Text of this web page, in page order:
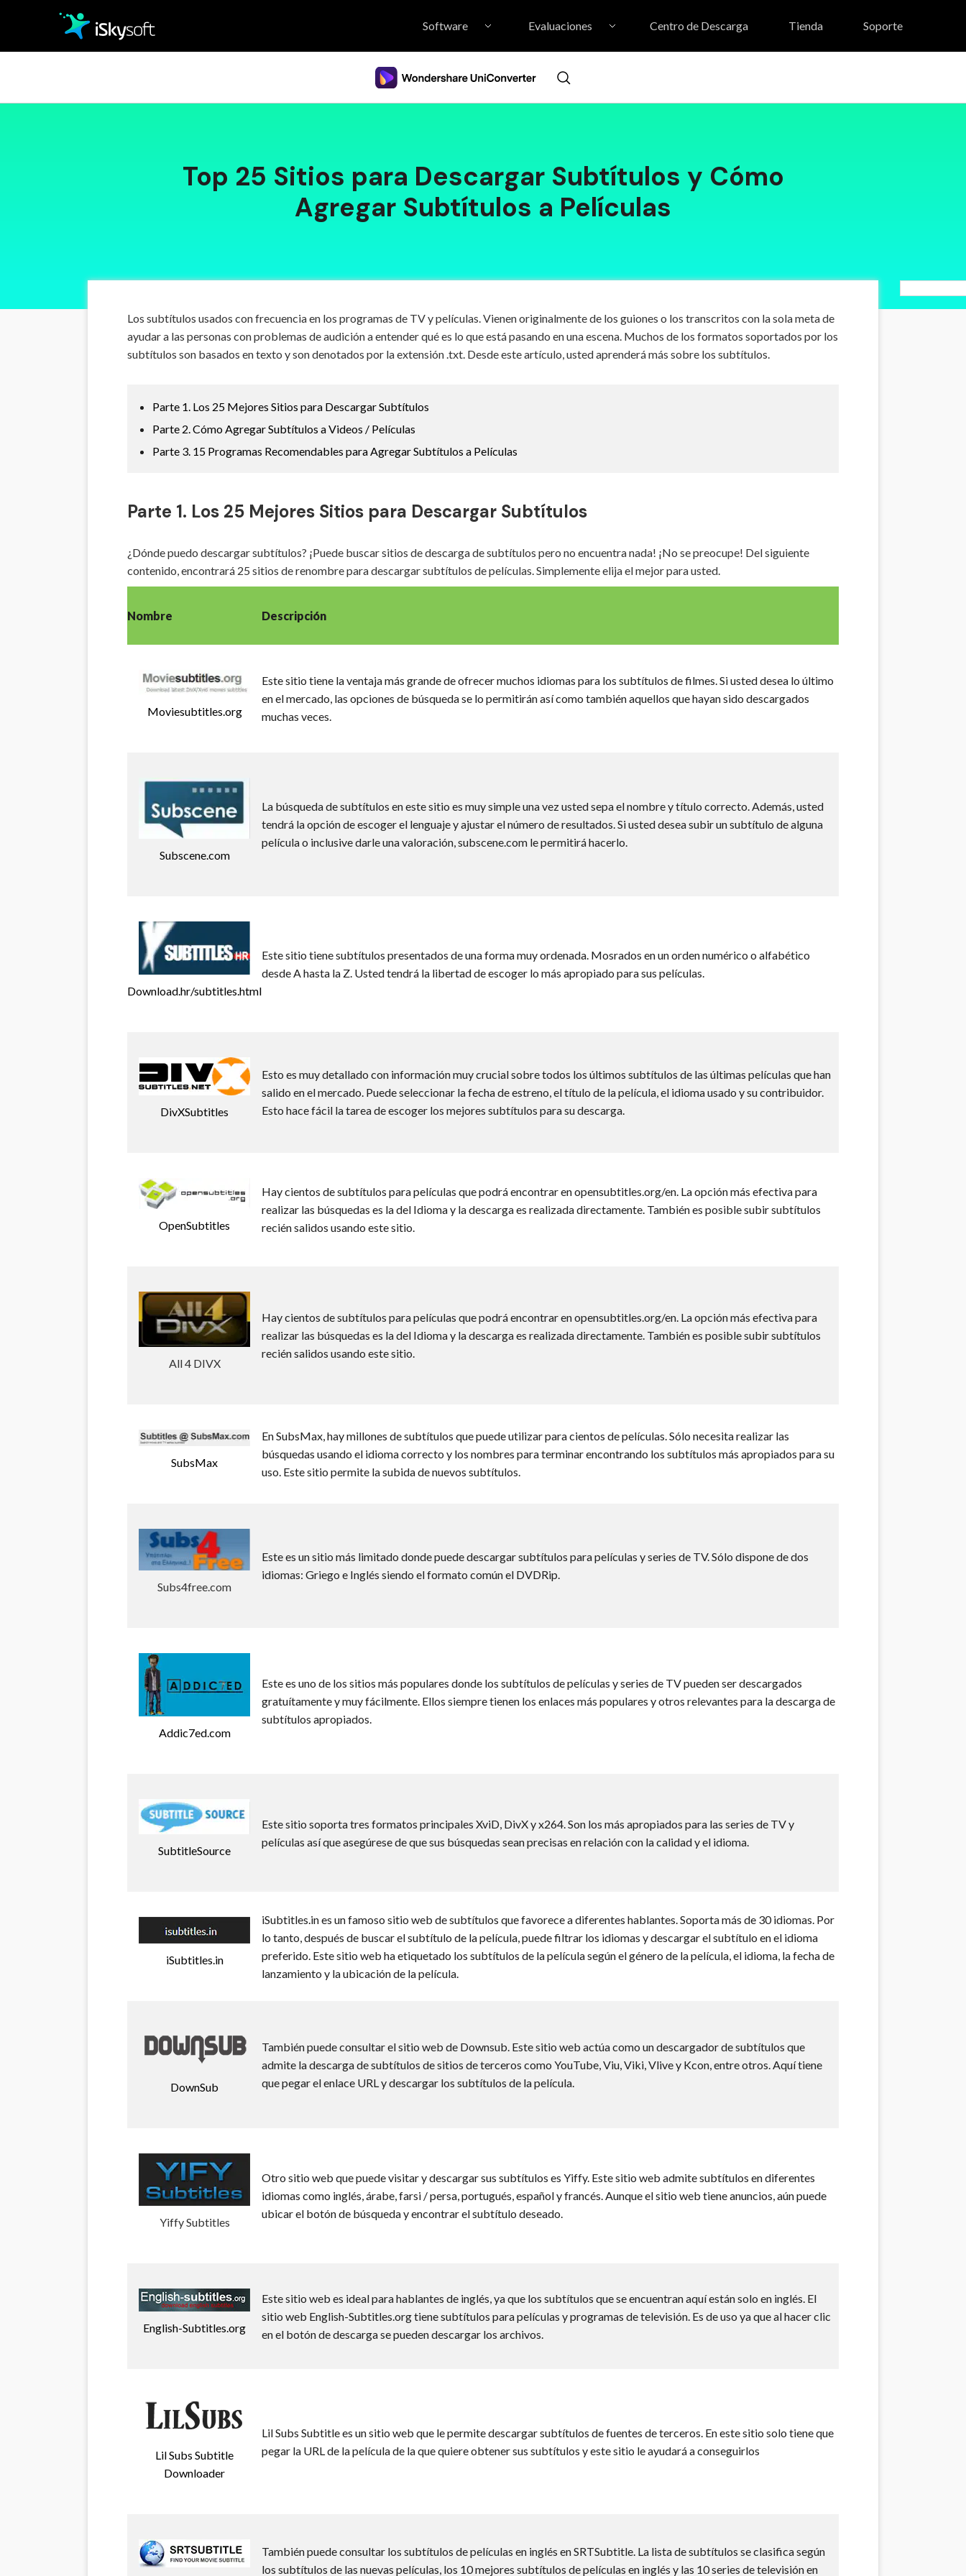
Software
Utilidad
Filmora Video Editor FilmoraPro Video Editor
Evaluaciones
Wondershare
Centro de Descarga Tienda Soporte
Top 25 Sitios para Descargar Subtítulos y Cómo
Agregar Subtítulos a Películas
Los subtítulos usados con frecuencia en los programas de TV y películas. Vienen originalmente de los guiones o los transcritos con la sola meta de
ayudar a las personas con problemas de audición a entender qué es lo que está pasando en una escena. Muchos de los formatos soportados por los
subtítulos son basados en texto y son denotados por la extensión .txt. Desde este artículo, usted aprenderá más sobre los subtítulos.
Parte 1. Los 25 Mejores Sitios para Descargar Subtítulos
Parte 2. Cómo Agregar Subtítulos a Videos / Películas
Parte 3. 15 Programas Recomendables para Agregar Subtítulos a Películas
Parte 1. Los 25 Mejores Sitios para Descargar Subtítulos
¿Dónde puedo descargar subtítulos? ¡Puede buscar sitios de descarga de subtítulos pero no encuentra nada! ¡No se preocupe! Del siguiente
contenido, encontrará 25 sitios de renombre para descargar subtítulos de películas. Simplemente elija el mejor para usted.
Nombre Descripción
Moviesubtitles.org
Este sitio tiene la ventaja más grande de ofrecer muchos idiomas para los subtítulos de filmes. Si usted desea lo último
en el mercado, las opciones de búsqueda se lo permitirán así como también aquellos que hayan sido descargados
muchas veces.
Subscene.com
La búsqueda de subtítulos en este sitio es muy simple una vez usted sepa el nombre y título correcto. Además, usted
tendrá la opción de escoger el lenguaje y ajustar el número de resultados. Si usted desea subir un subtítulo de alguna
película o inclusive darle una valoración, subscene.com le permitirá hacerlo.
Download.hr/subtitles.html
Este sitio tiene subtítulos presentados de una forma muy ordenada. Mosrados en un orden numérico o alfabético
desde A hasta la Z. Usted tendrá la libertad de escoger lo más apropiado para sus películas.
DivXSubtitles
Esto es muy detallado con información muy crucial sobre todos los últimos subtítulos de las últimas películas que han
salido en el mercado. Puede seleccionar la fecha de estreno, el título de la película, el idioma usado y su contribuidor.
Esto hace fácil la tarea de escoger los mejores subtítulos para su descarga.
OpenSubtitles
Hay cientos de subtítulos para películas que podrá encontrar en opensubtitles.org/en. La opción más efectiva para
realizar las búsquedas es la del Idioma y la descarga es realizada directamente. También es posible subir subtítulos
recién salidos usando este sitio.
All 4 DIVX
Hay cientos de subtítulos para películas que podrá encontrar en opensubtitles.org/en. La opción más efectiva para
realizar las búsquedas es la del Idioma y la descarga es realizada directamente. También es posible subir subtítulos
recién salidos usando este sitio.
SubsMax
En SubsMax, hay millones de subtítulos que puede utilizar para cientos de películas. Sólo necesita realizar las
búsquedas usando el idioma correcto y los nombres para terminar encontrando los subtítulos más apropiados para su
uso. Este sitio permite la subida de nuevos subtítulos.
Subs4free.com
Este es un sitio más limitado donde puede descargar subtítulos para películas y series de TV. Sólo dispone de dos
idiomas: Griego e Inglés siendo el formato común el DVDRip.
Addic7ed.com
Este es uno de los sitios más populares donde los subtítulos de películas y series de TV pueden ser descargados
gratuítamente y muy fácilmente. Ellos siempre tienen los enlaces más populares y otros relevantes para la descarga de
subtítulos apropiados.
SubtitleSource
Este sitio soporta tres formatos principales XviD, DivX y x264. Son los más apropiados para las series de TV y
películas así que asegúrese de que sus búsquedas sean precisas en relación con la calidad y el idioma.
iSubtitles.in
iSubtitles.in es un famoso sitio web de subtítulos que favorece a diferentes hablantes. Soporta más de 30 idiomas. Por
lo tanto, después de buscar el subtítulo de la película, puede filtrar los idiomas y descargar el subtítulo en el idioma
preferido. Este sitio web ha etiquetado los subtítulos de la película según el género de la película, el idioma, la fecha de
lanzamiento y la ubicación de la película.
DownSub
También puede consultar el sitio web de Downsub. Este sitio web actúa como un descargador de subtítulos que
admite la descarga de subtítulos de sitios de terceros como YouTube, Viu, Viki, Vlive y Kcon, entre otros. Aquí tiene
que pegar el enlace URL y descargar los subtítulos de la película.
Yiffy Subtitles
Otro sitio web que puede visitar y descargar sus subtítulos es Yiffy. Este sitio web admite subtítulos en diferentes
idiomas como inglés, árabe, farsi / persa, portugués, español y francés. Aunque el sitio web tiene anuncios, aún puede
ubicar el botón de búsqueda y encontrar el subtítulo deseado.
English-Subtitles.org
Este sitio web es ideal para hablantes de inglés, ya que los subtítulos que se encuentran aquí están solo en inglés. El
sitio web English-Subtitles.org tiene subtítulos para películas y programas de televisión. Es de uso ya que al hacer clic
en el botón de descarga se pueden descargar los archivos.
Lil Subs Subtitle
Downloader
Lil Subs Subtitle es un sitio web que le permite descargar subtítulos de fuentes de terceros. En este sitio solo tiene que
pegar la URL de la película de la que quiere obtener sus subtítulos y este sitio le ayudará a conseguirlos
También puede consultar los subtítulos de películas en inglés en SRTSubtitle. La lista de subtítulos se clasifica según
los subtítulos de las nuevas películas, los 10 mejores subtítulos de películas en inglés y las 10 series de televisión en